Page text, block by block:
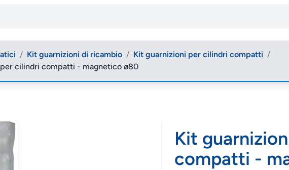
/ Kit guarnizioni di ricambio / Kit guarnizioni per cilindri compatti /
cilindri compatti - magnetico ø80
Kit
compatti -